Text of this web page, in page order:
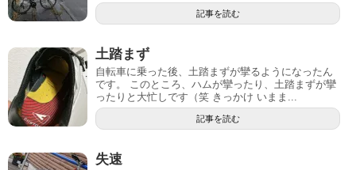
記事を読む
土踏まず
自転車に乗った後、土踏まずが攣るようになったん
です。 このところ、ハムが攣ったり、土踏まずが攣
ったりと大忙しです（笑 きっかけ いまま...
記事を読む
失速